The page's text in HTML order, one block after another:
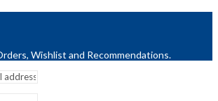
Wishlist and Recommendations.